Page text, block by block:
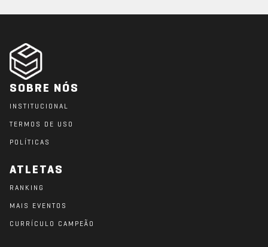
SOBRE NÓS
INSTITUCIONAL
TERMOS DE USO
POLÍTICAS
ATLETAS
RANKING
MAIS EVENTOS
CURRÍCULO CAMPEÃO